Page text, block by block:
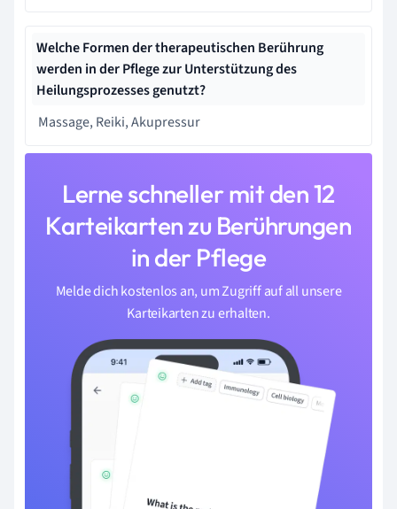
Welche Formen der therapeutischen Berührung
werden in der Pflege zur Unterstützung des
Heilungsprozesses genutzt?
Massage, Reiki, Akupressur
Lerne schneller mit den 12
Karteikarten zu Berührungen
in der Pflege
Melde dich kostenlos an, um Zugriff auf all unsere
Karteikarten zu erhalten.